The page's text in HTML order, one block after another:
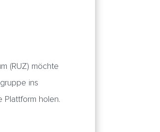
(RUZ) möchte
ins
Plattform holen.